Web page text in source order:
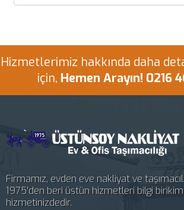
Hizmetlerimiz hakkında daha
için, Hemen Arayın! 0216
Firmamız, evden eve nakliyat ve
1975'den beri üstün hizmetleri bilgi
hizmetinizdedir.